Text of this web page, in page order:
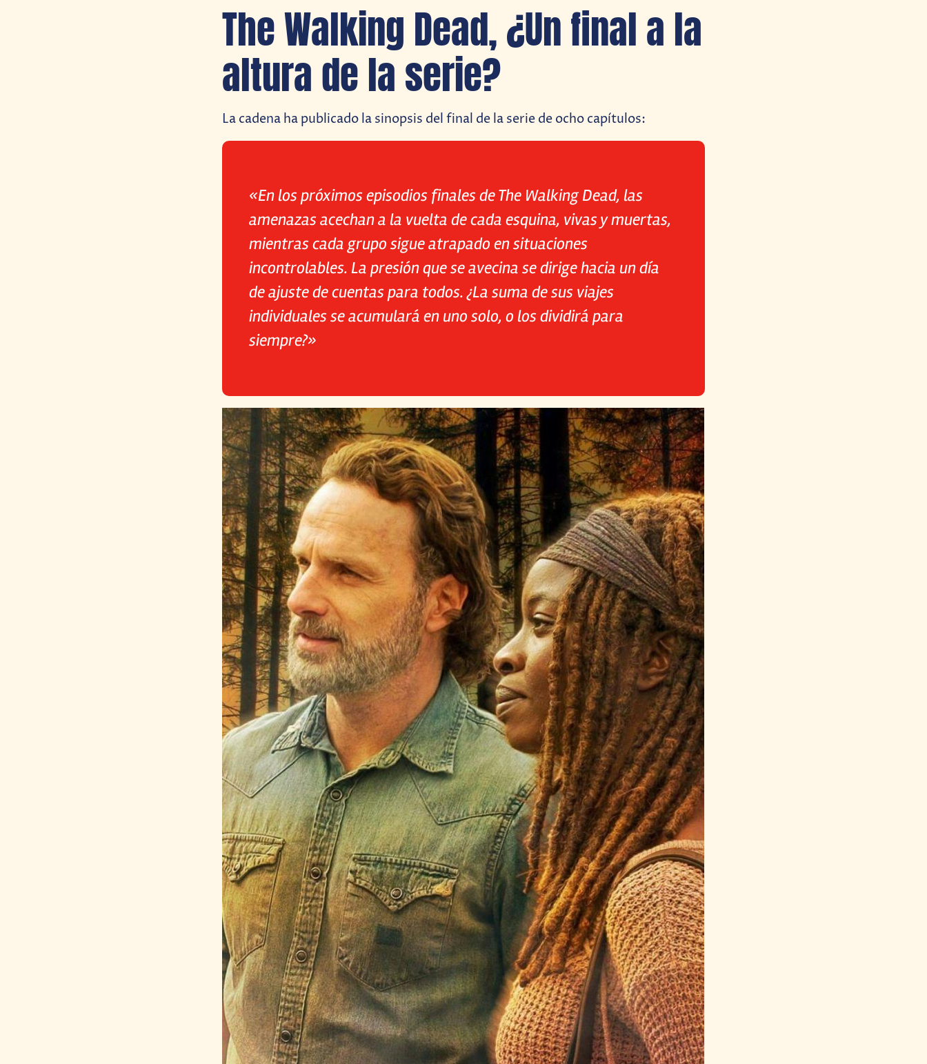
The Walking Dead, ¿Un final a la
altura de la serie?
La cadena ha publicado la sinopsis del final de la serie de ocho capítulos:
«En los próximos episodios finales de The Walking Dead, las
amenazas acechan a la vuelta de cada esquina, vivas y muertas,
mientras cada grupo sigue atrapado en situaciones
incontrolables. La presión que se avecina se dirige hacia un día
de ajuste de cuentas para todos. ¿La suma de sus viajes
individuales se acumulará en uno solo, o los dividirá para
siempre?»